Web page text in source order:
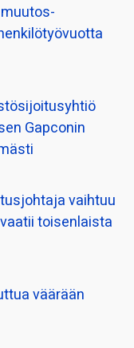
muutos­
Gapconin
vaihtuu
toisenlaista
väärään